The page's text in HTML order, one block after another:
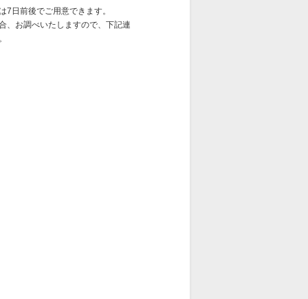
7日前後でご用意できます。
、お調べいたしますので、下記連